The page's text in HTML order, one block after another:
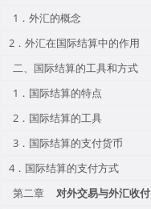
1．外汇的概念
2．外汇在国际结算中的作用
二、国际结算的工具和方式
1．国际结算的特点
2．国际结算的工具
3．国际结算的支付货币
4．国际结算的支付方式
第二章
对外交易与外汇收付